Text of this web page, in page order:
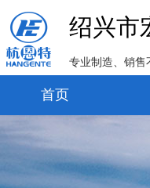
绍兴市
专业制造、销售
首页